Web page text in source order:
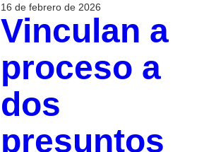
16 de febrero de 2026
Vinculan a
proceso a
dos
presuntos